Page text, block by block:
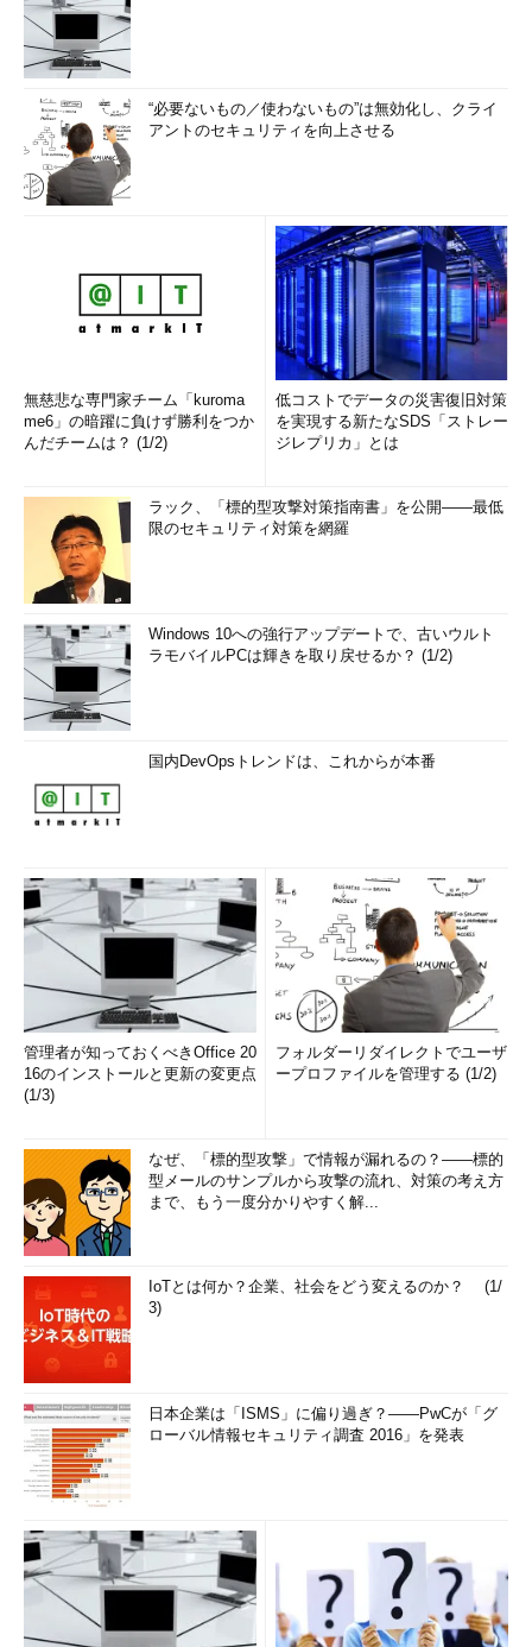
“必要ないもの／使わないもの”は無効化し、クライ
アントのセキュリティを向上させる
無慈悲な専門家チーム「kuroma
me6」の暗躍に負けず勝利をつか
んだチームは？ (1/2)
低コストでデータの災害復旧対策
を実現する新たなSDS「ストレー
ジレプリカ」とは
ラック、「標的型攻撃対策指南書」を公開――最低
限のセキュリティ対策を網羅
Windows 10への強行アップデートで、古いウルト
ラモバイルPCは輝きを取り戻せるか？ (1/2)
国内DevOpsトレンドは、これからが本番
管理者が知っておくべきOffice 20
16のインストールと更新の変更点
(1/3)
フォルダーリダイレクトでユーザ
ープロファイルを管理する (1/2)
なぜ、「標的型攻撃」で情報が漏れるの？――標的
型メールのサンプルから攻撃の流れ、対策の考え方
まで、もう一度分かりやすく解...
IoTとは何か？企業、社会をどう変えるのか？ (1/
3)
日本企業は「ISMS」に偏り過ぎ？――PwCが「グ
ローバル情報セキュリティ調査 2016」を発表